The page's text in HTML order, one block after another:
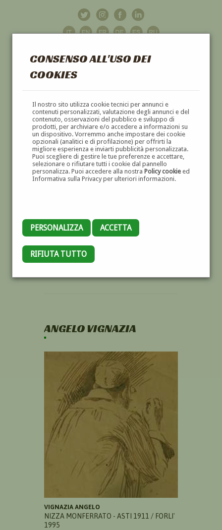
CONSENSO ALL'USO DEI
COOKIES
Il nostro sito utilizza cookie tecnici per annunci e
contenuti personalizzati, valutazione degli annunci e del
contenuto, osservazioni del pubblico e sviluppo di
prodotti, per archiviare e/o accedere a informazioni su
un dispositivo. Vorremmo anche impostare dei cookie
opzionali (analitici e di profilazione) per offrirti la
migliore esperienza e inviarti pubblicità personalizzata.
Puoi scegliere di gestire le tue preferenze e accettare,
selezionare o rifiutare tutti i cookie dal pannello
personalizza. Puoi accedere alla nostra Policy cookieed
Informativa sulla Privacy per ulteriori informazioni.
PERSONALIZZA ACCETTA
RIFIUTA TUTTO
GALLERIAD'ARTE
DIPINTI E SCULTURE '800 E '900
ANGELO VIGNAZIA
VIGNAZIA ANGELO
NIZZA MONFERRATO - ASTI 1911 / FORLI'
1995